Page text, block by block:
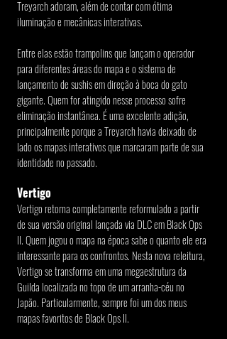
Treyarch adoram, além de contar com ótima
iluminação e mecânicas interativas.
Entre elas estão trampolins que lançam o operador
para diferentes áreas do mapa e o sistema de
lançamento de sushis em direção à boca do gato
gigante. Quem for atingido nesse processo sofre
eliminação instantânea. É uma excelente adição,
principalmente porque a Treyarch havia deixado de
lado os mapas interativos que marcaram parte de sua
identidade no passado.
Vertigo
Vertigo retorna completamente reformulado a partir
de sua versão original lançada via DLC em Black Ops
II. Quem jogou o mapa na época sabe o quanto ele era
interessante para os confrontos. Nesta nova releitura,
Vertigo se transforma em uma megaestrutura da
Guilda localizada no topo de um arranha-céu no
Japão. Particularmente, sempre foi um dos meus
mapas favoritos de Black Ops II.